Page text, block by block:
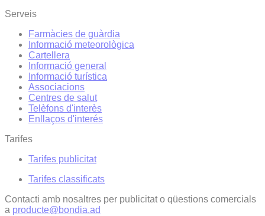
Serveis
Farmàcies de guàrdia
Informació meteorològica
Cartellera
Informació general
Informació turística
Associacions
Centres de salut
Telèfons d'interès
Enllaços d'interés
Tarifes
Tarifes publicitat
Tarifes classificats
Contacti amb nosaltres per publicitat o qüestions comercials
a producte@bondia.ad